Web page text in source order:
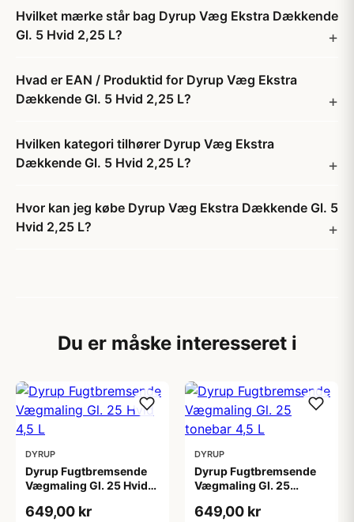
Hvilket mærke står bag Dyrup Væg Ekstra Dækkende
Gl. 5 Hvid 2,25 L?
Hvad er EAN / Produktid for Dyrup Væg Ekstra
Dækkende Gl. 5 Hvid 2,25 L?
Hvilken kategori tilhører Dyrup Væg Ekstra
Dækkende Gl. 5 Hvid 2,25 L?
Hvor kan jeg købe Dyrup Væg Ekstra Dækkende Gl. 5
Hvid 2,25 L?
Du er måske interesseret i
DYRUP
Dyrup Fugtbremsende
Vægmaling Gl. 25 Hvid
649,00 kr
DYRUP
Dyrup Fugtbremsende
Vægmaling Gl. 25
649,00 kr